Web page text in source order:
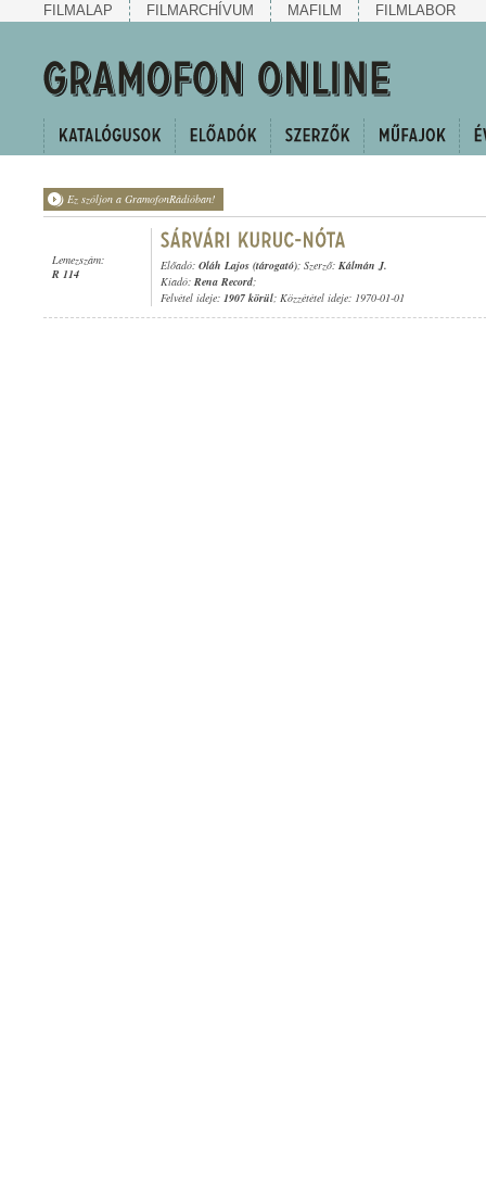
FILMALAP FILMARCHÍVUM MAFILM FILMLABOR
Ez szóljon a GramofonRádióban!
Lemezszám:
R 114
Előadó: Oláh Lajos (tárogató); Szerző: Kálmán J.
Kiadó: Rena Record;
Felvétel ideje: 1907 körül; Közzététel ideje: 1970-01-01